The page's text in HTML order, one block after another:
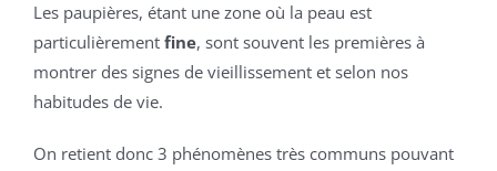
Les paupières, étant une zone où la peau est
particulièrement fine, sont souvent les premières à
montrer des signes de vieillissement et selon nos
habitudes de vie.
On retient donc 3 phénomènes très communs pouvant